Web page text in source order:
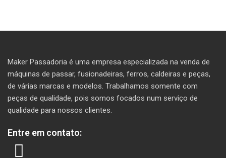
Maker Passadoria é uma empresa especializada na venda de
máquinas de passar, fusionadeiras, ferros, caldeiras e peças,
de várias marcas e modelos. Trabalhamos somente com
peças de qualidade, pois somos focados num serviço de
qualidade para nossos clientes.
Entre em contato: